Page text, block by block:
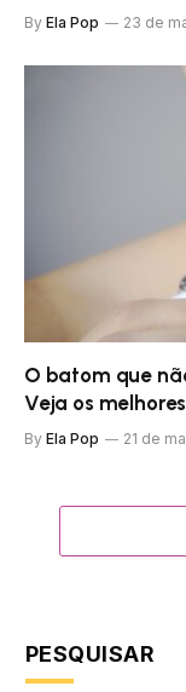
By Ela Pop 23 de
O batom que
Veja os
By Ela Pop 21 de
PESQUISAR